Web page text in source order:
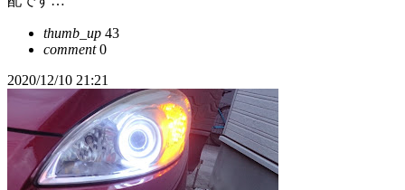
thumb_up 43
comment0
2020/12/10 21:21